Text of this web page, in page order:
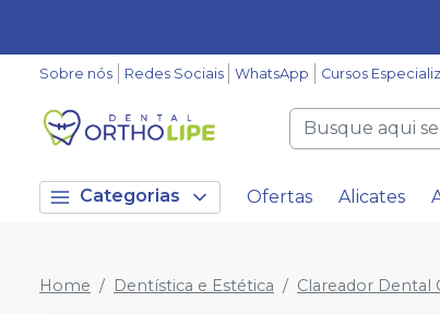
Sobre nós Redes Sociais WhatsApp Cursos
Categorias Ofertas Alicates
Home Dentística e Estética Clareador Dental